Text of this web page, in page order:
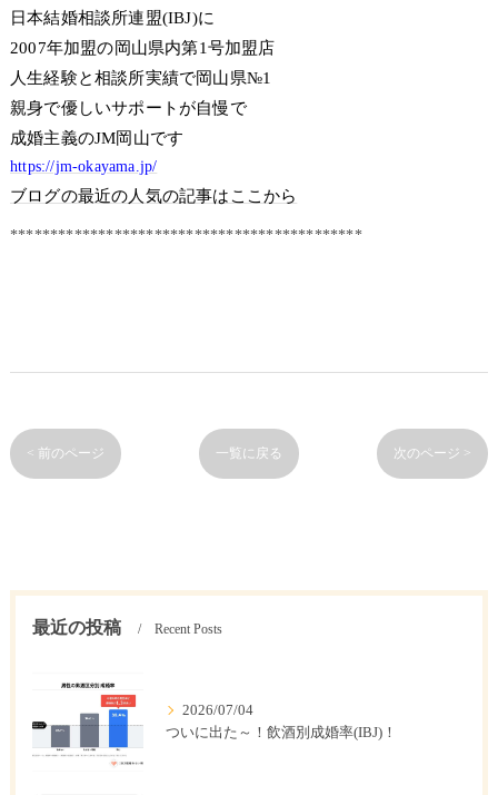
日本結婚相談所連盟(IBJ)に
2007年加盟の岡山県内第1号加盟店
人生経験と相談所実績で岡山県№1
親身で優しいサポートが自慢で
成婚主義のJM岡山です
https://jm-okayama.jp/
ブログの最近の人気の記事はここから
********************************************
< 前のページ 一覧に戻る 次のページ >
最近の投稿 Recent Posts
2026/07/04
ついに出た～！飲酒別成婚率(IBJ)！